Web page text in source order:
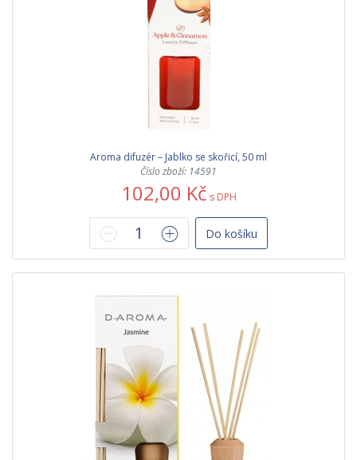
Aroma difuzér – Jablko se skořicí, 50 ml
Číslo zboží: 14591
102,00 Kč s DPH
Do košíku